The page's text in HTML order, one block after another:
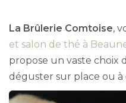
La Brûlerie Comtoise,
et salon de thé à
propose un vaste choix
déguster sur place ou